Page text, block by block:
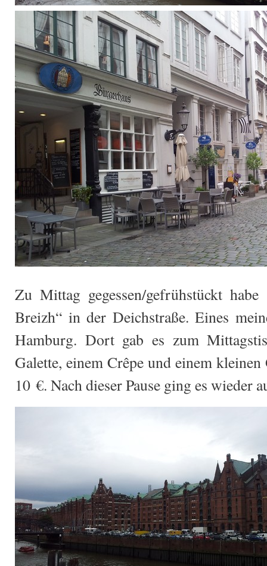
Zu Mittag gegessen/gefrühstückt
Breizh“ in der Deichstraße. Eines
Hamburg. Dort gab es zum
Galette, einem Crêpe und einem
10 €. Nach dieser Pause ging es wieder